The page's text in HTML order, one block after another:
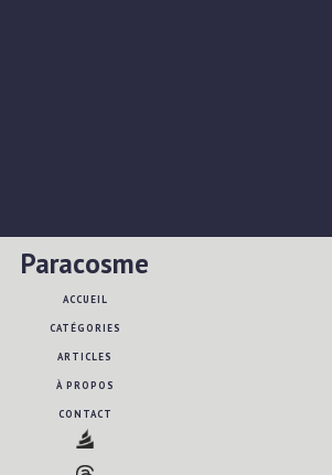
Paracosme
ACCUEIL
CATÉGORIES
ARTICLES
À PROPOS
CONTACT